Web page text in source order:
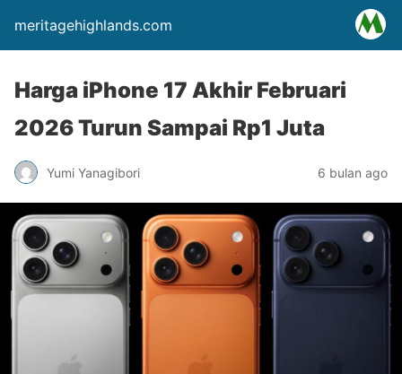
meritagehighlands.com
Harga iPhone 17 Akhir Februari
2026 Turun Sampai Rp1 Juta
Yumi Yanagibori 6 bulan ago